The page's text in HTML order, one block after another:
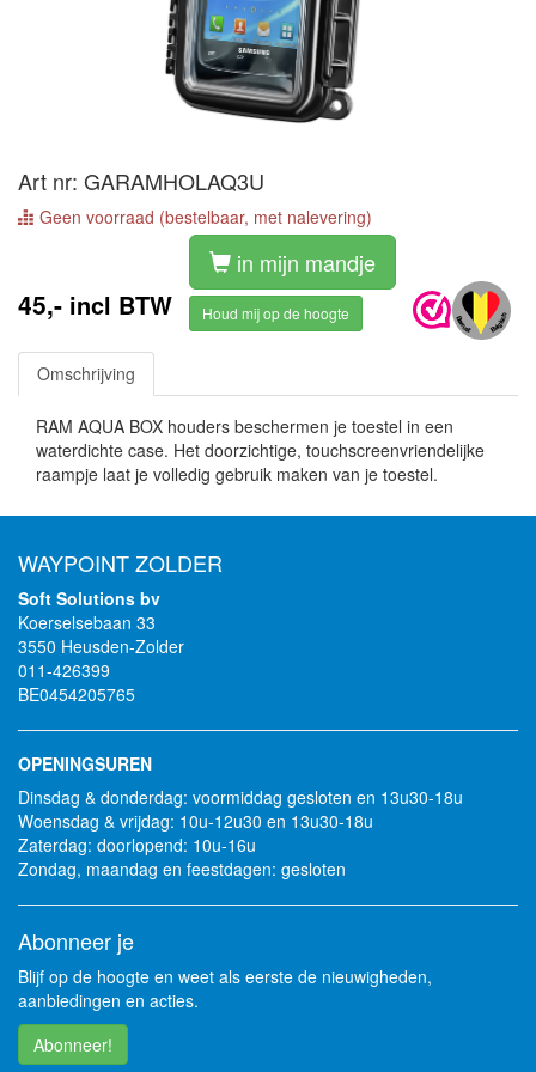
Art nr: GARAMHOLAQ3U
Geen voorraad (bestelbaar, met nalevering)
45,- incl BTW
in mijn mandje
Houd mij op de hoogte
Omschrijving
RAM AQUA BOX houders beschermen je toestel in een
waterdichte case. Het doorzichtige, touchscreenvriendelijke
raampje laat je volledig gebruik maken van je toestel.
WAYPOINT ZOLDER
Soft Solutions bv
Koerselsebaan 33
3550 Heusden-Zolder
011-426399
BE0454205765
OPENINGSUREN
Dinsdag & donderdag: voormiddag gesloten en 13u30-18u
Woensdag & vrijdag: 10u-12u30 en 13u30-18u
Zaterdag: doorlopend: 10u-16u
Zondag, maandag en feestdagen: gesloten
Abonneer je
Blijf op de hoogte en weet als eerste de nieuwigheden,
aanbiedingen en acties.
Abonneer!